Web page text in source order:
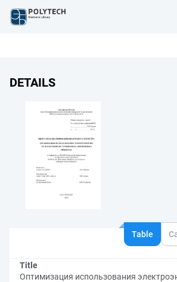
DETAILS
Table
Title
Оптимизация использования